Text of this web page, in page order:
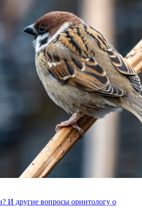
И другие вопросы орнитологу о